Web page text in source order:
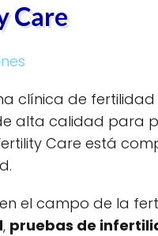
Care
clínica de fertilidad
alta calidad para
Care está
el campo de la
, pruebas de